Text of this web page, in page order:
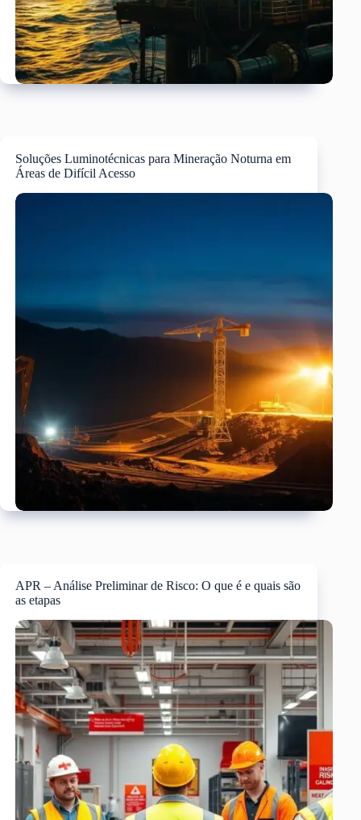
Soluções Luminotécnicas para Mineração Noturna em
Áreas de Difícil Acesso
APR – Análise Preliminar de Risco: O que é e quais são
as etapas